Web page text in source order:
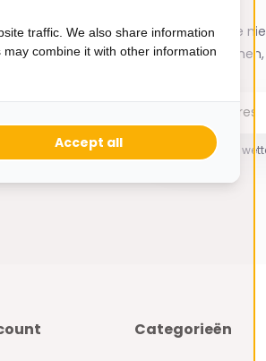
tot 17:00
Ontvang de
niet
* Lees hier de
Categorieën
traffic. We also share information
combine it with other information
Accept all